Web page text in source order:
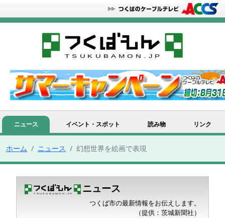
ニュース イベント・スポット 読み物 リンク
ホーム ニュース 幻想世界を絵画で表現
ニュース
つくば市の最新情報をお伝えします。
（提供：茨城新聞社）